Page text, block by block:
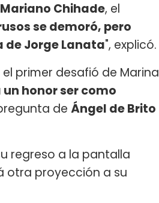
Mariano Chihade, el
se demoró, pero
Jorge Lanata", explicó.
primer desafió de Marina
un honor ser como
de Ángel de Brito
regreso a la pantalla
otra proyección a su